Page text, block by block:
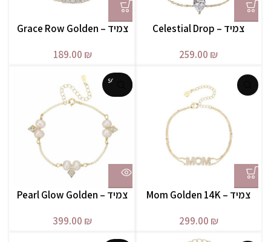
צמיד – Celestial Drop
259.00 ₪
צמיד – Grace Row Golden
189.00 ₪
צמיד – Mom Golden 14K
299.00 ₪
SOLD O
צמיד – Pearl Glow Golden
399.00 ₪